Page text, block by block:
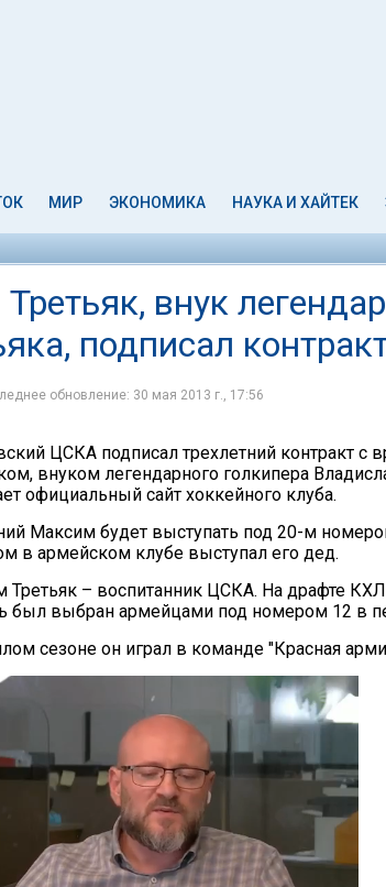
МИР ЭКОНОМИКА НАУКА И ХАЙТЕК
внук
подписал
обновление: 30 мая 2013 г., 17:56
ЦСКА подписал трехлетний контракт с
внуком легендарного голкипера
официальный сайт хоккейного клуба.
Максим будет выступать под 20-м
в армейском клубе выступал его дед.
Третьяк – воспитанник ЦСКА. На драфте
был выбран армейцами под номером 12 в
сезоне он играл в команде "Красная